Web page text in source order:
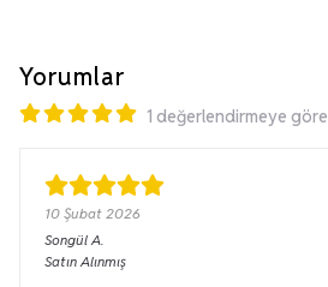
Yorumlar
1 değerlendirmeye göre
10 Şubat 2026
Songül A.
Satın Alınmış